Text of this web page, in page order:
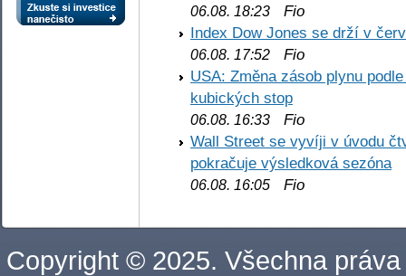
06.08. 18:23 Fio
Index Dow Jones se drží v
06.08. 17:52 Fio
USA: Změna zásob plynu
kubických stop
06.08. 16:33 Fio
Wall Street se vyvíji v úvodu
pokračuje výsledková sezóna
06.08. 16:05 Fio
Copyright © 2025. Všechna práva